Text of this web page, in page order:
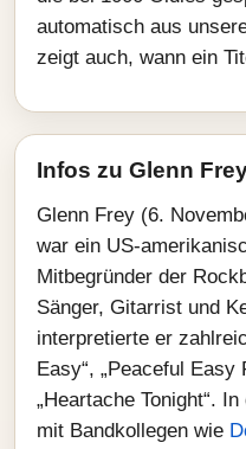
automatisch aus
zeigt auch, wann ein
Infos zu Glenn
Glenn Frey (6.
war ein US-
Mitbegründer der
Sänger, Gitarrist und
interpretierte er
Easy“, „Peaceful Easy
„Heartache Tonight“.
mit Bandkollegen wie